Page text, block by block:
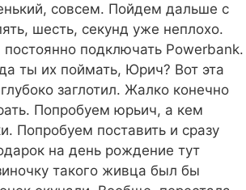
совсем. Пойдем дальше с
шесть, секунд уже неплохо.
подключать Powerbank.
ты их поймать, Юрич? Вот эта
заглотил. Жалко конечно
Попробуем юрьич, а кем
Попробуем поставить и сразу
на день рождение тут
такого живца был бы